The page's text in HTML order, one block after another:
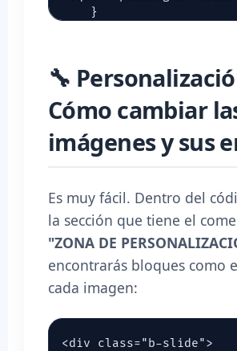
🔧
Cómo cambiar
imágenes y sus
Es muy fácil. Dentro del
la sección que tiene el
"ZONA DE
encontrarás bloques como
cada imagen:
<div class="b-slide">